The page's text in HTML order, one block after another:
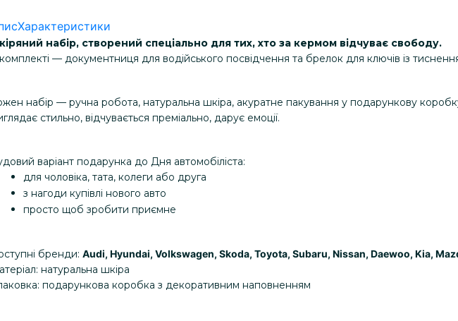
Характеристики
набір, створений спеціально для тих, хто за кермом відчуває свободу.
— документниця для водійського посвідчення та брелок для ключів із
набір — ручна робота, натуральна шкіра, акуратне пакування у подарункову
стильно, відчувається преміально, дарує емоції.
варіант подарунка до Дня автомобіліста:
для чоловіка, тата, колеги або друга
з нагоди купівлі нового авто
просто щоб зробити приємне
бренди: Audi, Hyundai, Volkswagen, Skoda, Toyota, Subaru, Nissan, Daewoo, Kia,
натуральна шкіра
подарункова коробка з декоративним наповненням